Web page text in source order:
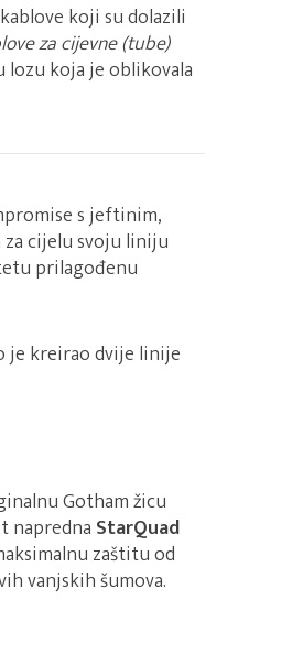
koji su dolazili
za cijevne (tube)
koja je oblikovala
s jeftinim,
za cijelu svoju liniju
prilagođenu
je kreirao dvije linije
Gotham žicu
napredna StarQuad
zaštitu od
vanjskih šumova.